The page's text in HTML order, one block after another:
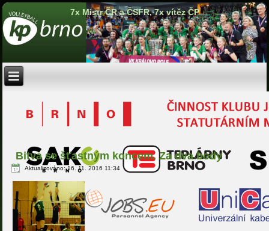
7x Mistr ČR a ČSFR, 7x vítěz ČP
Bitva se šťastným koncem. Za dva body
Aktualizováno: 16. 11. 2016 11:34